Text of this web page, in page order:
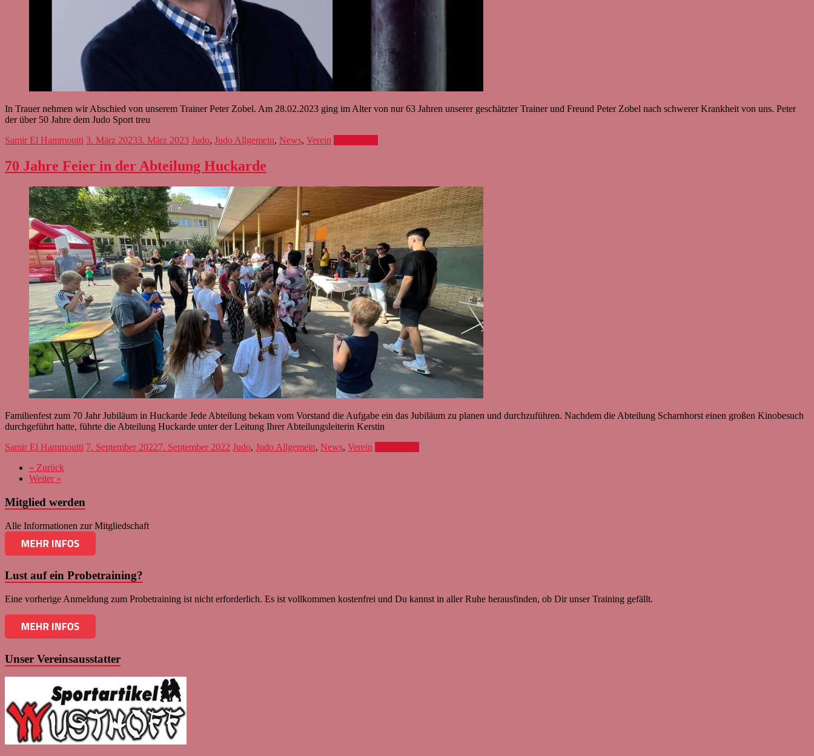
In Trauer nehmen wir Abschied von unserem Trainer Peter Zobel. Am 28.02.2023 ging im Alter von nur 63 Jahren unserer geschätzter Trainer und Freund Peter Zobel nach schwerer Krankheit von uns. Peter
der über 50 Jahre dem Judo Sport treu
Samir El Hammouiti 3. März 20233. März 2023 Judo, Judo Allgemein, News, Verein
70 Jahre Feier in der Abteilung Huckarde
Familienfest zum 70 Jahr Jubiläum in Huckarde Jede Abteilung bekam vom Vorstand die Aufgabe ein das Jubiläum zu planen und durchzuführen. Nachdem die Abteilung Scharnhorst einen großen Kinobesuch
durchgeführt hatte, führte die Abteilung Huckarde unter der Leitung Ihrer Abteilungsleiterin Kerstin
Samir El Hammouiti 7. September 20227. September 2022 Judo, Judo Allgemein, News, Verein
« Zurück
Weiter »
Mitglied werden
Alle Informationen zur Mitgliedschaft
Lust auf ein Probetraining?
Eine vorherige Anmeldung zum Probetraining ist nicht erforderlich. Es ist vollkommen kostenfrei und Du kannst in aller Ruhe herausfinden, ob Dir unser Training gefällt.
Unser Vereinsausstatter